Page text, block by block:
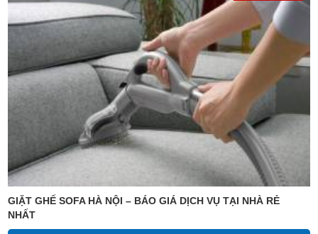
GIẶT GHẾ SOFA HÀ NỘI – BÁO GIÁ DỊCH VỤ TẠI NHÀ RẺ
NHẤT